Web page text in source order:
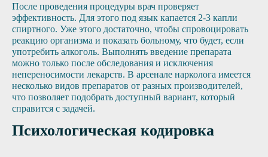
После проведения процедуры врач проверяет
эффективность. Для этого под язык капается 2-3 капли
спиртного. Уже этого достаточно, чтобы спровоцировать
реакцию организма и показать больному, что будет, если
употребить алкоголь. Выполнять введение препарата
можно только после обследования и исключения
непереносимости лекарств. В арсенале нарколога имеется
несколько видов препаратов от разных производителей,
что позволяет подобрать доступный вариант, который
справится с задачей.
Психологическая кодировка